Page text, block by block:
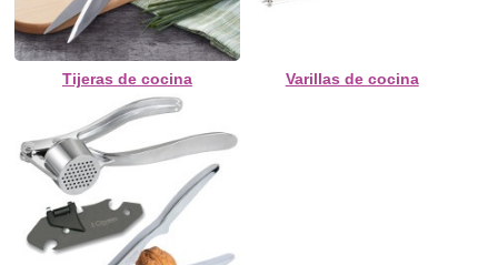
Tijeras de cocina Varillas de cocina